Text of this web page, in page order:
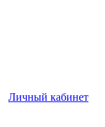
Личный кабинет